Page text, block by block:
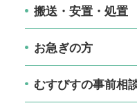
搬送・安置・処置
お急ぎの方
むすびすの事前相